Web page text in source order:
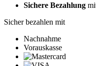
Sichere Bezahlung
Sicher bezahlen mit
Nachnahme
Vorauskasse